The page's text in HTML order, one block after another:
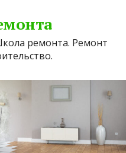
ремонта. Ремонт